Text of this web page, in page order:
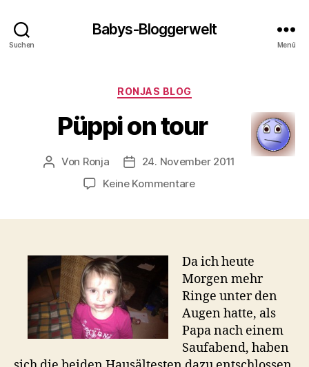
Suchen
Babys-Bloggerwelt
Menü
Kategorien
RONJAS BLOG
Püppi on tour
Beitragsautor
Von Ronja Veröffentlichungsdatum
24. November 2011
Keine Kommentarezu
Da ich heute
Morgen mehr
Ringe unter den
Augen hatte, als
Papa nach einem
Saufabend, haben